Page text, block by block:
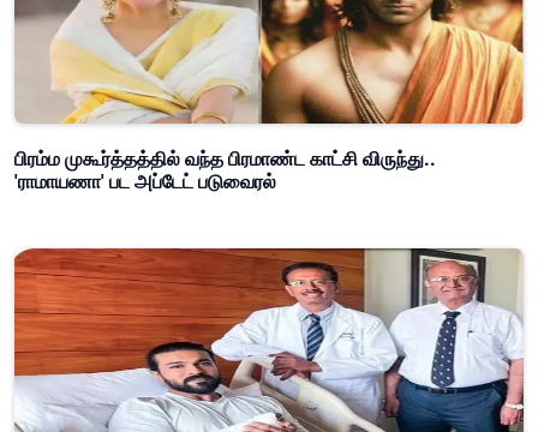
பிரம்ம முகூர்த்தத்தில் வந்த பிரமாண்ட காட்சி விருந்து..
'ராமாயணா' பட அப்டேட் படுவைரல்